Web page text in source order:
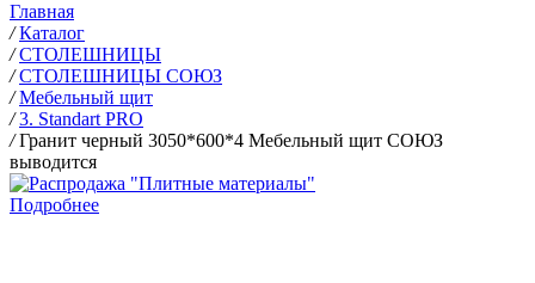
Главная
/ Каталог
/ СТОЛЕШНИЦЫ
/ СТОЛЕШНИЦЫ СОЮЗ
/ Мебельный щит
/ 3. Standart PRO
/ Гранит черный 3050*600*4 Мебельный щит СОЮЗ
выводится
Подробнее